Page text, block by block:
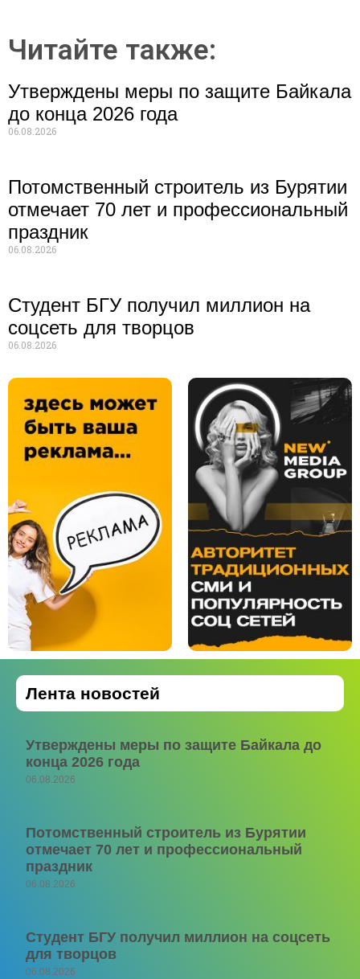
Читайте также:
Утверждены меры по защите Байкала
до конца 2026 года
06.08.2026
Потомственный строитель из Бурятии
отмечает 70 лет и профессиональный
праздник
06.08.2026
Студент БГУ получил миллион на
соцсеть для творцов
06.08.2026
Лента новостей
Утверждены меры по защите Байкала до
конца 2026 года
06.08.2026
Потомственный строитель из Бурятии
отмечает 70 лет и профессиональный
праздник
06.08.2026
Студент БГУ получил миллион на соцсеть
для творцов
06.08.2026